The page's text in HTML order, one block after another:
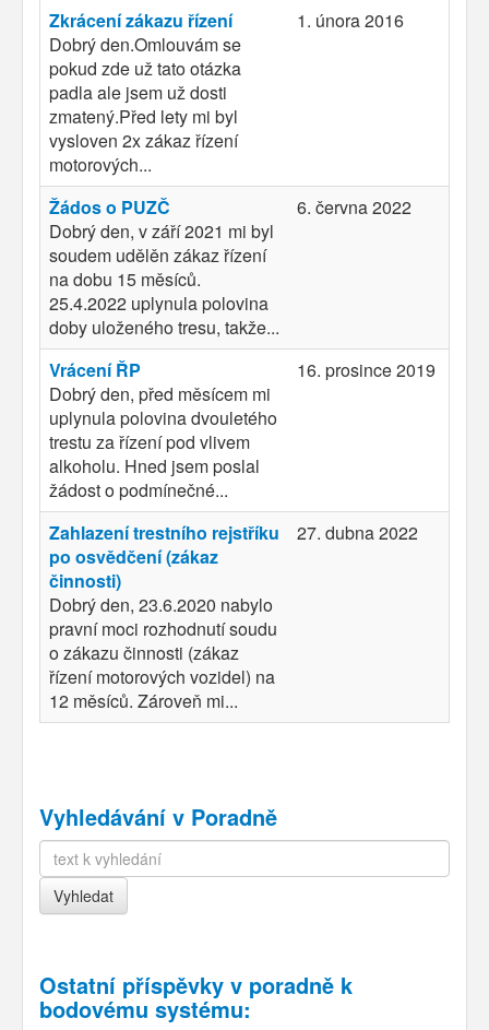
Zkrácení zákazu řízení
Dobrý den.Omlouvám se
pokud zde už tato otázka
padla ale jsem už dosti
zmatený.Před lety mi byl
vysloven 2x zákaz řízení
motorových...
1. února 2016
Žádos o PUZČ
Dobrý den, v září 2021 mi byl
soudem udělěn zákaz řízení
na dobu 15 měsíců.
25.4.2022 uplynula polovina
doby uloženého tresu, takže...
6. června 2022
Vrácení ŘP
Dobrý den, před měsícem mi
uplynula polovina dvouletého
trestu za řízení pod vlivem
alkoholu. Hned jsem poslal
žádost o podmínečné...
16. prosince 2019
Zahlazení trestního rejstříku
po osvědčení (zákaz
činnosti)
Dobrý den, 23.6.2020 nabylo
pravní moci rozhodnutí soudu
o zákazu činnosti (zákaz
řízení motorových vozidel) na
12 měsíců. Zároveň mi...
27. dubna 2022
Vyhledávání v Poradně
Ostatní příspěvky v poradně k
bodovému systému: